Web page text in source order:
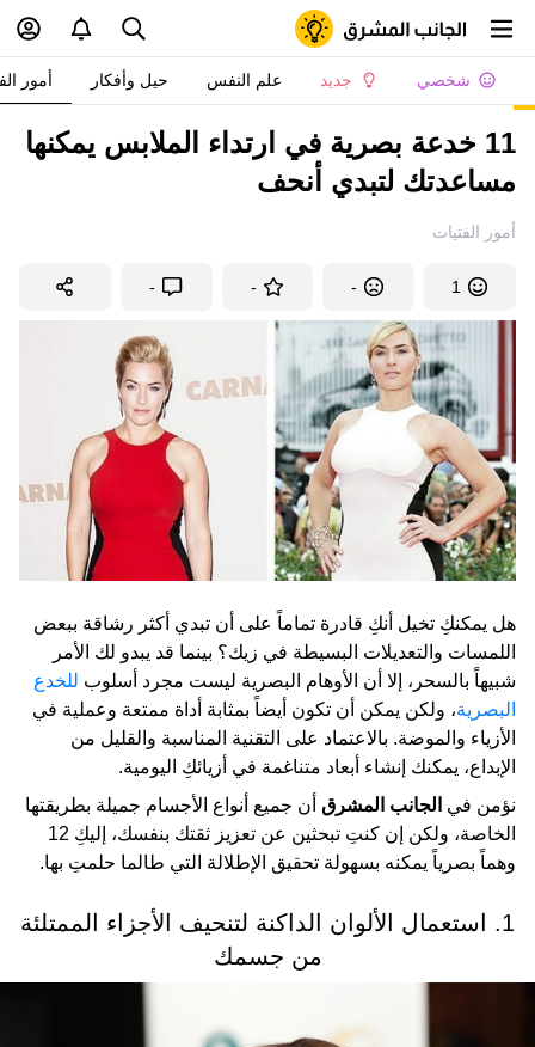
شخصي جديد علم النفس حيل وأفكار أمور
11 خدعة بصرية في ارتداء الملابس يمكنها
مساعدتك لتبدي أنحف
أمور الفتيات
1
-
-
-
هل يمكنكِ تخيل أنكِ قادرة تماماً على أن تبدي أكثر رشاقة ببعض
اللمسات والتعديلات البسيطة في زيك؟ بينما قد يبدو لك الأمر
شبيهاً بالسحر، إلا أن الأوهام البصرية ليست مجرد أسلوب للخدع
البصرية، ولكن يمكن أن تكون أيضاً بمثابة أداة ممتعة وعملية في
الأزياء والموضة. بالاعتماد على التقنية المناسبة والقليل من
الإبداع، يمكنك إنشاء أبعاد متناغمة في أزيائكِ اليومية.
نؤمن في الجانب المشرق أن جميع أنواع الأجسام جميلة بطريقتها
الخاصة، ولكن إن كنتِ تبحثين عن تعزيز ثقتك بنفسك، إليكِ 12
وهماً بصرياً يمكنه بسهولة تحقيق الإطلالة التي طالما حلمتِ بها.
1. استعمال الألوان الداكنة لتنحيف الأجزاء الممتلئة
من جسمك